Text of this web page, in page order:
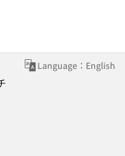
Language：English